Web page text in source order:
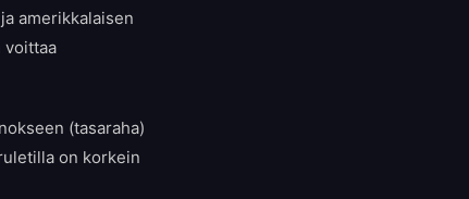
amerikkalaisen
voittaa
(tasaraha)
on korkein